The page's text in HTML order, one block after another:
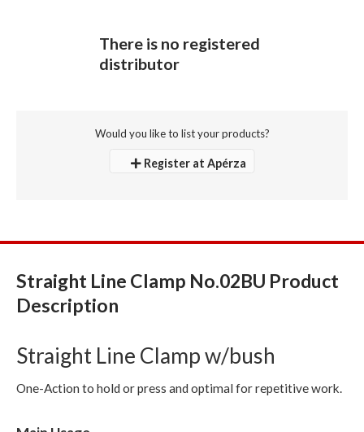
There is no registered
distributor
Would you like to list your products?
Register at Apérza
Straight Line Clamp No.02BU Product
Description
Straight Line Clamp w/bush
One-Action to hold or press and optimal for repetitive work.